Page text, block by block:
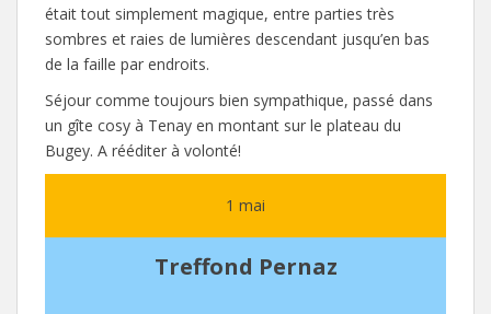
était tout simplement magique, entre parties très
sombres et raies de lumières descendant jusqu’en bas
de la faille par endroits.
Séjour comme toujours bien sympathique, passé dans
un gîte cosy à Tenay en montant sur le plateau du
Bugey. A rééditer à volonté!
1 mai
Treffond Pernaz